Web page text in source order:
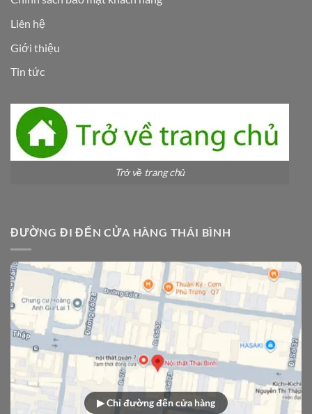
Liên hệ
Giới thiệu
Tin tức
Trở về trang chủ
ĐƯỜNG ĐI ĐẾN CỬA HÀNG THÁI BÌNH
▶ Chỉ đường đến cửa hàng